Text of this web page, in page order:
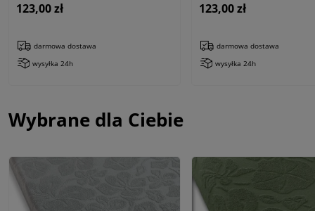
123,00 zł
darmowa dostawa
wysyłka 24h
123,00 zł
darmowa dostawa
wysyłka 24h
Wybrane dla Ciebie